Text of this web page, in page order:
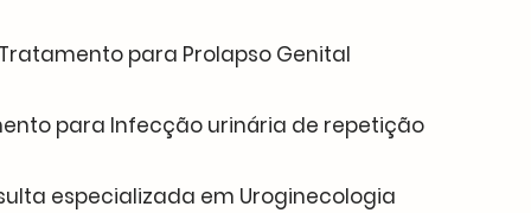
Tratamento para Prolapso Genital
para Infecção urinária de repetição
especializada em Uroginecologia